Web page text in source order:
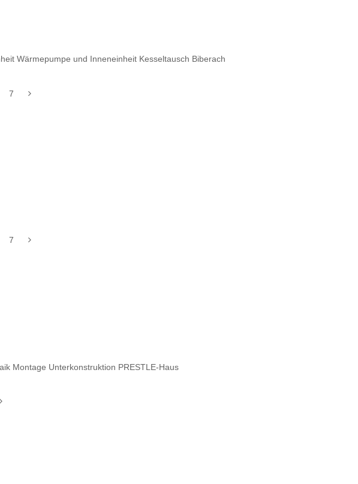
Wärmepumpe und Inneneinheit Kesseltausch Biberach
7
7
Montage Unterkonstruktion PRESTLE-Haus